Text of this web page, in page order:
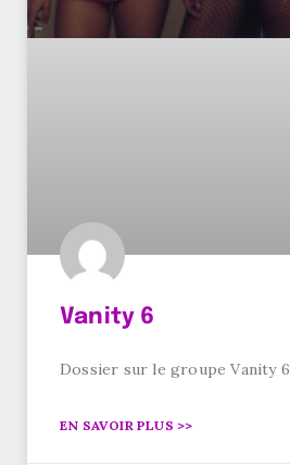
Vanity 6
Dossier sur le groupe Vanity 6
EN SAVOIR PLUS >>